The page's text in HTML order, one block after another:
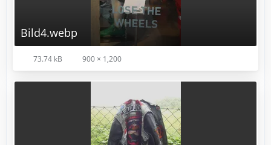
Bild4.webp
73.74 kB 900 × 1,200